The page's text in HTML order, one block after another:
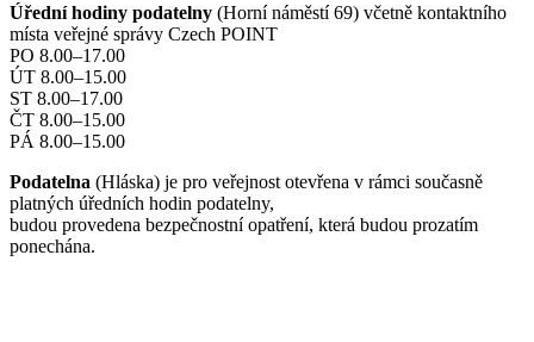
Úřední hodiny podatelny (Horní náměstí 69) včetně kontaktního
místa veřejné správy Czech POINT
PO 8.00–17.00
ÚT 8.00–15.00
ST 8.00–17.00
ČT 8.00–15.00
PÁ 8.00–15.00
Podatelna (Hláska) je pro veřejnost otevřena v rámci současně
platných úředních hodin podatelny,
budou provedena bezpečnostní opatření, která budou prozatím
ponechána.